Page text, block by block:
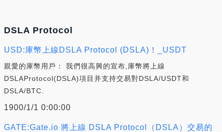
DSLA Protocol
USD:庫幣上線DSLA Protocol (DSLA)！_USDT
親愛的庫幣用戶： 我們很高興的宣布,庫幣將上線
DSLAProtocol(DSLA)項目并支持交易對DSLA/USDT和
DSLA/BTC.
1900/1/1 0:00:00
GATE:Gate.io 將上線 DSLA Protocol（DSLA）交易的